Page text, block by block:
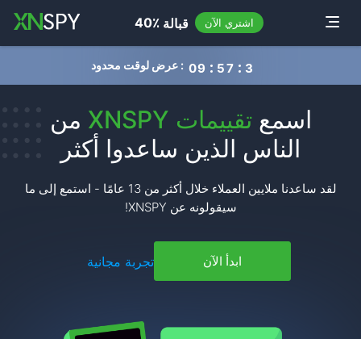
Toggle 40٪ قبالة اشتري الآن
عرض لوقت محدود : 09 57 3
اسمعتقييمات XNSPY
من
الناس الذين ساعدوا أكثر
لقد ساعدنا ملايين العملاء خلال أكثر من 13 عامًا - استمع إلى ما
سيقولونه عن XNSPY!
ابدأ الآن تجربة مجانية